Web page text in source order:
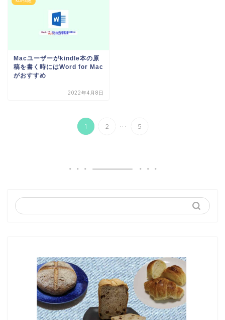
Macユーザーがkindle本の原
稿を書く時にはWord for Mac
がおすすめ
2022年4月8日
1 2 ... 5